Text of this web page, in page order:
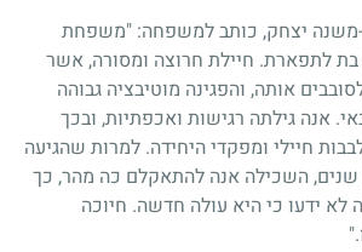
משנה יצחק, כותב למשפחה: "משפחת
בת לתפארת. חיילת חרוצה ומסורה, אשר
אותה, והפגינה מוטיבציה גבוהה
אנה גילתה רגישות ואכפתיות, ובכך
חיילי ומפקדי היחידה. למרות שהגיעה
השכילה אנה להתאקלם כה מהר, כך
ידעו כי היא עולה חדשה. חיוכה